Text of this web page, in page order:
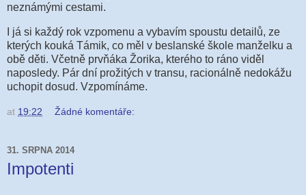
neznámými cestami.
I já si každý rok vzpomenu a vybavím spoustu detailů, ze
kterých kouká Támik, co měl v beslanské škole manželku a
obě děti. Včetně prvňáka Žorika, kterého to ráno viděl
naposledy. Pár dní prožitých v transu, racionálně nedokážu
uchopit dosud. Vzpomínáme.
at 19:22 Žádné komentáře:
31. SRPNA 2014
Impotenti